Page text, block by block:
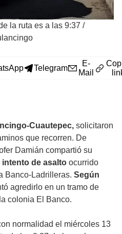
la ruta es a las 9:37 /
Telegram
E-
Mail
Cuautepec, solicitaron
que recorren. De
Damián compartió su
intento de asalto ocurrido
Banco-Ladrilleras. Según
agredirlo en un tramo de
colonia El Banco.
normalidad el miércoles 13